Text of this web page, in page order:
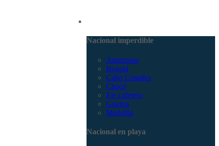
Nacional imperdible
Amazonas
Bogotá
Caño Cristales
Chocó
Eje cafetero
Guajira
Medellín
Nacional en playa